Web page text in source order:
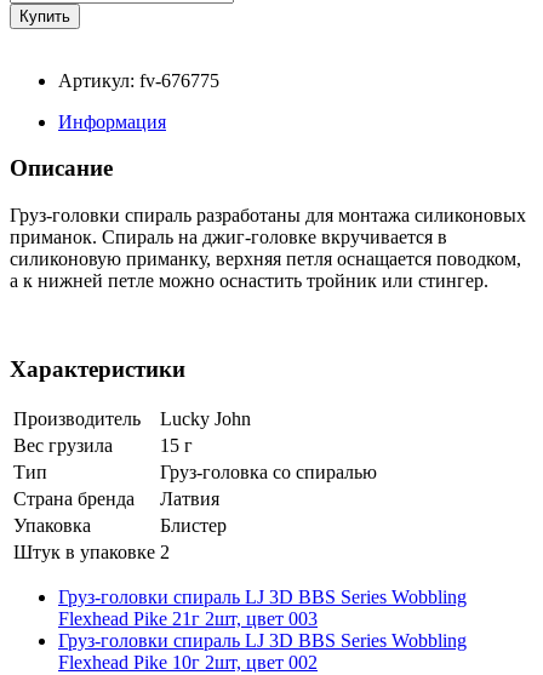
Артикул: fv-676775
Информация
Описание
Груз-головки спираль разработаны для монтажа силиконовых
приманок. Спираль на джиг-головке вкручивается в
силиконовую приманку, верхняя петля оснащается поводком,
а к нижней петле можно оснастить тройник или стингер.
Характеристики
Производитель
Lucky John
Вес грузила
15 г
Тип
Груз-головка со спиралью
Страна бренда
Латвия
Упаковка
Блистер
Штук в упаковке 2
Груз-головки спираль LJ 3D BBS Series Wobbling
Flexhead Pike 21г 2шт, цвет 003
Груз-головки спираль LJ 3D BBS Series Wobbling
Flexhead Pike 10г 2шт, цвет 002